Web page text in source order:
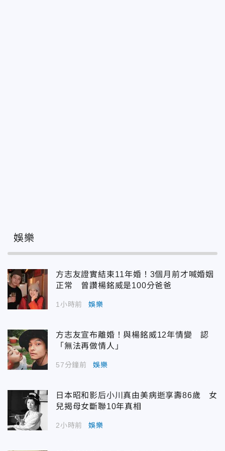
娛樂
方志友證實結束11年婚！3個月前才喊婚姻
正常 曾讚楊銘威是100分爸爸
1小時前 娛樂
方志友宣布離婚！與楊銘威12年情變 認
「無法再做情人」
57分鐘前 娛樂
日本昭和影后小川真由美病逝享壽86歲 女
兒揭母女斷聯10年真相
2小時前 娛樂